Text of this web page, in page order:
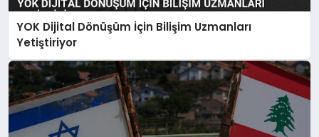
YOK Dijital Dönüşüm İçin Bilişim Uzmanları
Yetiştiriyor